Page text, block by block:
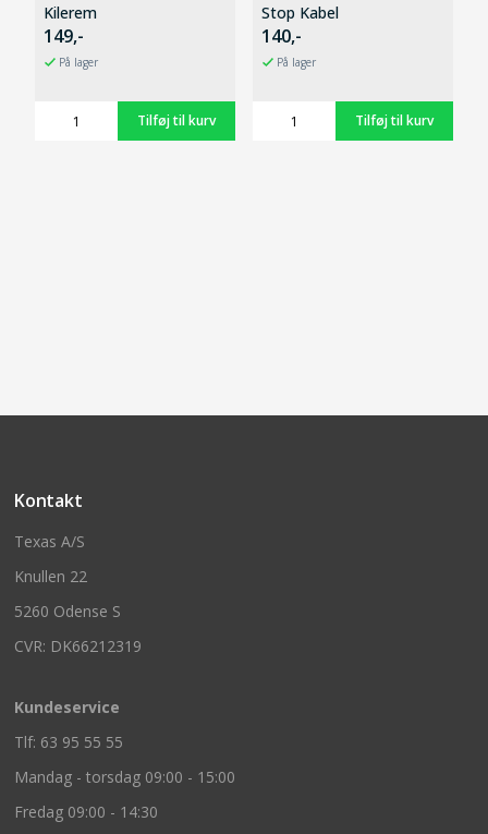
Kilerem
149,-
På lager
Stop Kabel
140,-
På lager
Kontakt
Texas A/S
Knullen 22
5260 Odense S
CVR: DK66212319
Kundeservice
Tlf: 63 95 55 55
Mandag - torsdag 09:00 - 15:00
Fredag 09:00 - 14:30